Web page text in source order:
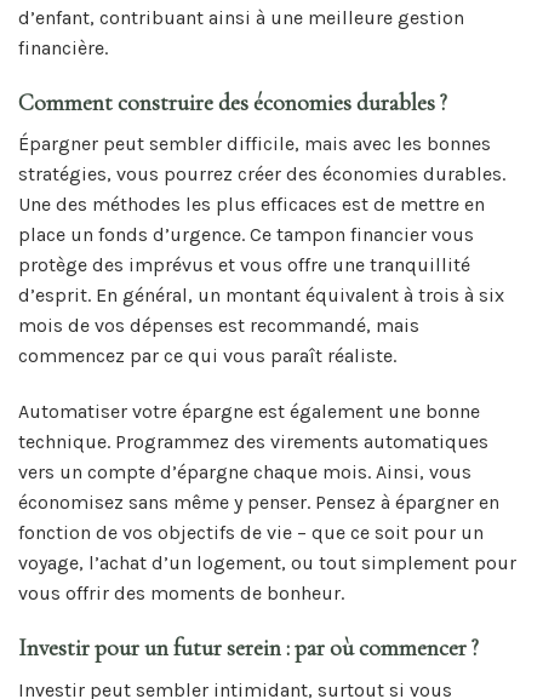
d’enfant, contribuant ainsi à une meilleure gestion
financière.
Comment construire des économies durables ?
Épargner peut sembler difficile, mais avec les bonnes
stratégies, vous pourrez créer des économies durables.
Une des méthodes les plus efficaces est de mettre en
place un fonds d’urgence. Ce tampon financier vous
protège des imprévus et vous offre une tranquillité
d’esprit. En général, un montant équivalent à trois à six
mois de vos dépenses est recommandé, mais
commencez par ce qui vous paraît réaliste.
Automatiser votre épargne est également une bonne
technique. Programmez des virements automatiques
vers un compte d’épargne chaque mois. Ainsi, vous
économisez sans même y penser. Pensez à épargner en
fonction de vos objectifs de vie – que ce soit pour un
voyage, l’achat d’un logement, ou tout simplement pour
vous offrir des moments de bonheur.
Investir pour un futur serein : par où commencer ?
Investir peut sembler intimidant, surtout si vous